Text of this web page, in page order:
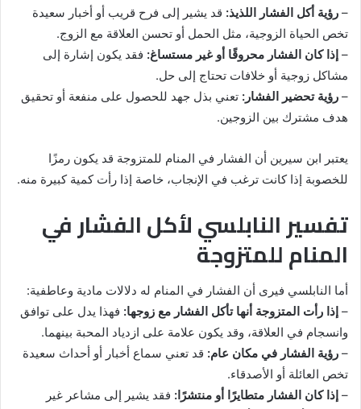
– رؤية أكل الفشار اللذيذ: قد يشير إلى فرح قريب أو أخبار سعيدة
تخص الحياة الزوجية، مثل الحمل أو تحسن العلاقة مع الزوج.
– إذا كان الفشار محروقًا أو غير مستساغ: فقد يكون إشارة إلى
مشاكل زوجية أو خلافات تحتاج إلى حل.
– رؤية تحضير الفشار: تعني بذل جهد للحصول على منفعة أو تحقيق
هدف مشترك بين الزوجين.
يعتبر ابن سيرين أن الفشار في المنام للمتزوجة قد يكون رمزًا
للخصوبة إذا كانت ترغب في الإنجاب، خاصة إذا رأت كمية كبيرة منه.
تفسير النابلسي لأكل الفشار في
المنام للمتزوجة
أما النابلسي فيرى أن الفشار في المنام له دلالات مادية وعاطفية:
– إذا رأت المتزوجة أنها تأكل الفشار مع زوجها: فهذا يدل على توافق
وانسجام في العلاقة، وقد يكون علامة على ازدياد المحبة بينهما.
– رؤية الفشار في مكان عام: قد تعني سماع أخبار أو أحداث سعيدة
تخص العائلة أو الأصدقاء.
– إذا كان الفشار متطايرًا أو منتشرًا: فقد يشير إلى مشاعر غير